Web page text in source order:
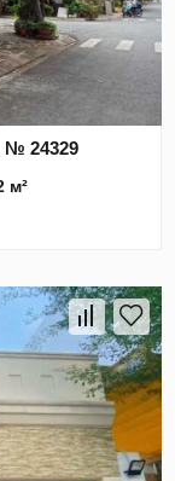
№ 24329
м²